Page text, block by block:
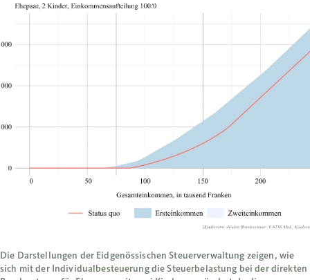
Die Darstellungen der Eidgenössischen Steuerverwaltung zeigen, wie
sich mit der Individualbesteuerung die Steuerbelastung bei der direkten